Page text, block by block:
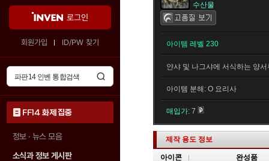
로그인
회원가입 ID/PW 찾기
FF14 화제 집중
정보 · 뉴스 모음
소식과 정보 게시판
수산물
아이템 레벨 230
얀샤 및 나그샤에 서식하는 양서
아이템 분해: O 요리사
매입가: 7
제작 용도 정보
아이콘 완성품